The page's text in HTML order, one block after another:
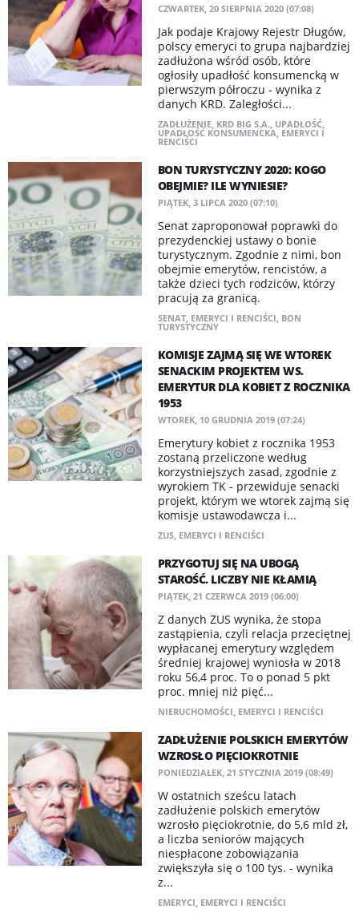
CZWARTEK, 20 SIERPNIA 2020 (07:08)
Jak podaje Krajowy Rejestr Długów,
polscy emeryci to grupa najbardziej
zadłużona wśród osób, które
ogłosiły upadłość konsumencką w
pierwszym półroczu - wynika z
danych KRD. Zaległości...
ZADŁUŻENIE, KRD BIG S.A., UPADŁOŚĆ,
UPADŁOŚĆ KONSUMENCKA, EMERYCI I
RENCIŚCI
BON TURYSTYCZNY 2020: KOGO
OBEJMIE? ILE WYNIESIE?
PIĄTEK, 3 LIPCA 2020 (07:10)
Senat zaproponował poprawki do
prezydenckiej ustawy o bonie
turystycznym. Zgodnie z nimi, bon
obejmie emerytów, rencistów, a
także dzieci tych rodziców, którzy
pracują za granicą.
SENAT, EMERYCI I RENCIŚCI, BON
TURYSTYCZNY
KOMISJE ZAJMĄ SIĘ WE WTOREK
SENACKIM PROJEKTEM WS.
EMERYTUR DLA KOBIET Z ROCZNIKA
1953
WTOREK, 10 GRUDNIA 2019 (07:24)
Emerytury kobiet z rocznika 1953
zostaną przeliczone według
korzystniejszych zasad, zgodnie z
wyrokiem TK - przewiduje senacki
projekt, którym we wtorek zajmą się
komisje ustawodawcza i...
ZUS, EMERYCI I RENCIŚCI
PRZYGOTUJ SIĘ NA UBOGĄ
STAROŚĆ. LICZBY NIE KŁAMIĄ
PIĄTEK, 21 CZERWCA 2019 (06:00)
Z danych ZUS wynika, że stopa
zastąpienia, czyli relacja przeciętnej
wypłacanej emerytury względem
średniej krajowej wyniosła w 2018
roku 56,4 proc. To o ponad 5 pkt
proc. mniej niż pięć...
NIERUCHOMOŚCI, EMERYCI I RENCIŚCI
ZADŁUŻENIE POLSKICH EMERYTÓW
WZROSŁO PIĘCIOKROTNIE
PONIEDZIAŁEK, 21 STYCZNIA 2019 (08:49)
W ostatnich sześcu latach
zadłużenie polskich emerytów
wzrosło pięciokrotnie, do 5,6 mld zł,
a liczba seniorów mających
niespłacone zobowiązania
zwiększyła się o 100 tys. - wynika
z...
EMERYCI, EMERYCI I RENCIŚCI